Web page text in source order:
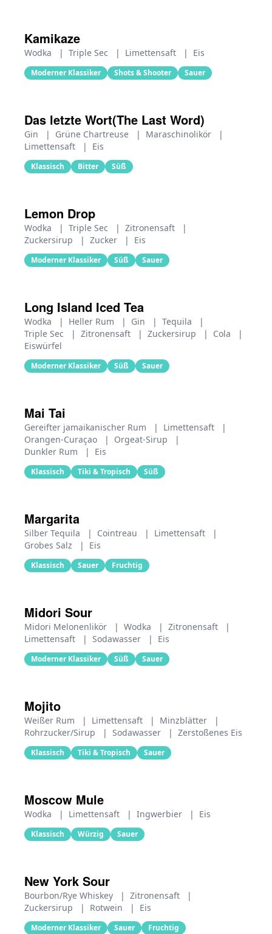
Kamikaze
Wodka | Triple Sec | Limettensaft | Eis
Moderner Klassiker Shots & Shooter Sauer
Das letzte Wort(The Last Word)
Gin | Grüne Chartreuse | Maraschinolikör
|
Limettensaft
| Eis
Klassisch Bitter Süß
Lemon Drop
Wodka | Triple Sec | Zitronensaft
|
Zuckersirup
| Zucker | Eis
Moderner Klassiker Süß Sauer
Long Island Iced Tea
Wodka | Heller Rum | Gin | Tequila
|
Triple Sec
| Zitronensaft | Zuckersirup | Cola
|
Eiswürfel
Moderner Klassiker Süß Sauer
Mai Tai
Gereifter jamaikanischer Rum | Limettensaft
|
Orangen-Curaçao
| Orgeat-Sirup
|
Dunkler Rum
| Eis
Klassisch Tiki & Tropisch Süß
Margarita
Silber Tequila | Cointreau | Limettensaft
|
Grobes Salz
| Eis
Klassisch Sauer Fruchtig
Midori Sour
Midori Melonenlikör | Wodka | Zitronensaft
|
Limettensaft
| Sodawasser | Eis
Moderner Klassiker Süß Sauer
Mojito
Weißer Rum | Limettensaft | Minzblätter
|
Rohrzucker/Sirup
| Sodawasser | Zerstoßenes Eis
Klassisch Tiki & Tropisch Sauer
Moscow Mule
Wodka | Limettensaft | Ingwerbier | Eis
Klassisch Würzig Sauer
New York Sour
Bourbon/Rye Whiskey | Zitronensaft
|
Zuckersirup
| Rotwein | Eis
Moderner Klassiker Sauer Fruchtig